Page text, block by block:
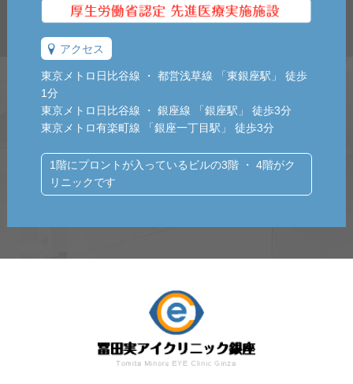
アクセス
東京メトロ日比谷線 ・ 都営浅草線 「東銀座駅」 徒歩
1分
東京メトロ日比谷線 ・ 銀座線 「銀座駅」 徒歩3分
東京メトロ有楽町線 「銀座一丁目駅」 徒歩3分
1階にプロントが入っているビルの3階 ・ 4階がク
リニックです